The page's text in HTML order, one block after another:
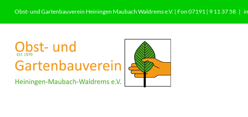
Obst- und Gartenbauverein Heiningen Maubach Waldrems e.V. | Fon 07191 | 9 11 37 58 |